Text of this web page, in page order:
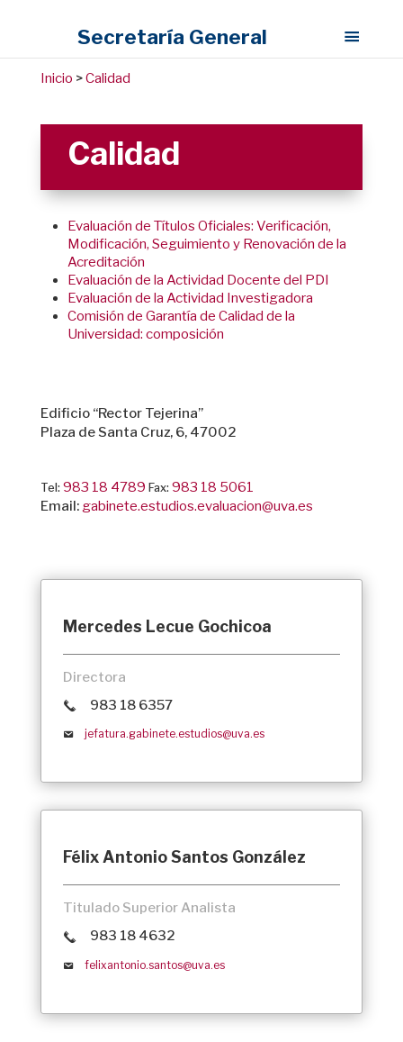
Secretaría General
Inicio >Calidad
Calidad
Evaluación de Títulos Oficiales: Verificación,
Modificación, Seguimiento y Renovación de la
Acreditación
Evaluación de la Actividad Docente del PDI
Evaluación de la Actividad Investigadora
Comisión de Garantía de Calidad de la
Universidad: composición
Edificio “Rector Tejerina”
Plaza de Santa Cruz, 6, 47002
Tel: 983 18 4789 Fax: 983 18 5061
Email: gabinete.estudios.evaluacion@uva.es
Mercedes Lecue Gochicoa
Directora
983 18 6357
jefatura.gabinete.estudios@uva.es
Félix Antonio Santos González
Titulado Superior Analista
983 18 4632
felixantonio.santos@uva.es